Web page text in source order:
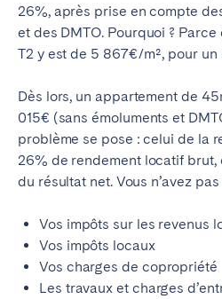
26%, après prise en compte
et des DMTO. Pourquoi ? Parce
T2 y est de 5 867€/m², pour un
Dès lors, un appartement de
015€ (sans émoluments et
problème se pose : celui de la
26% de rendement locatif brut,
du résultat net. Vous n’avez
Vos impôts sur les revenus
Vos impôts locaux
Vos charges de copropriété
Les travaux et charges